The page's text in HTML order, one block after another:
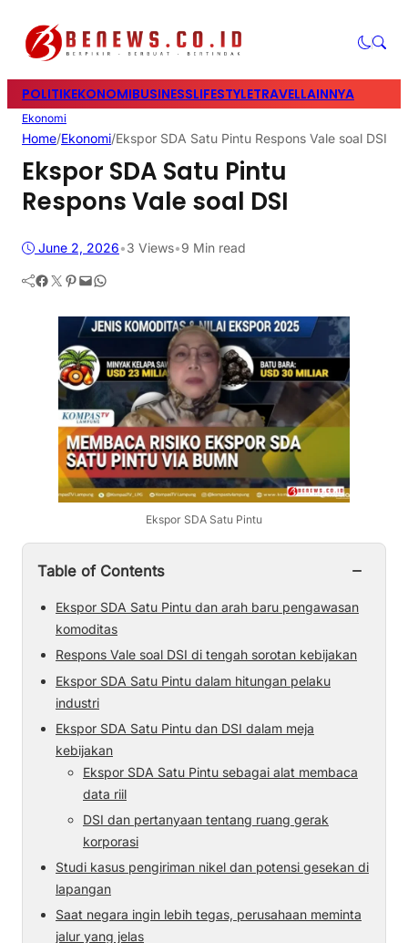
POLITIKEKONOMIBUSINESSLIFESTYLETRAVELLAINNYA
Ekonomi
Home/Ekonomi/Ekspor SDA Satu Pintu Respons Vale soal DSI
Ekspor SDA Satu Pintu
Respons Vale soal DSI
June 2, 2026•3 Views•9 Min read
Facebook Twitter Pinterest Mail WhatsApp
Ekspor SDA Satu Pintu
Table of Contents −
Ekspor SDA Satu Pintu dan arah baru pengawasan
komoditas
Respons Vale soal DSI di tengah sorotan kebijakan
Ekspor SDA Satu Pintu dalam hitungan pelaku
industri
Ekspor SDA Satu Pintu dan DSI dalam meja
kebijakan
Ekspor SDA Satu Pintu sebagai alat membaca
data riil
DSI dan pertanyaan tentang ruang gerak
korporasi
Studi kasus pengiriman nikel dan potensi gesekan di
lapangan
Saat negara ingin lebih tegas, perusahaan meminta
jalur yang jelas